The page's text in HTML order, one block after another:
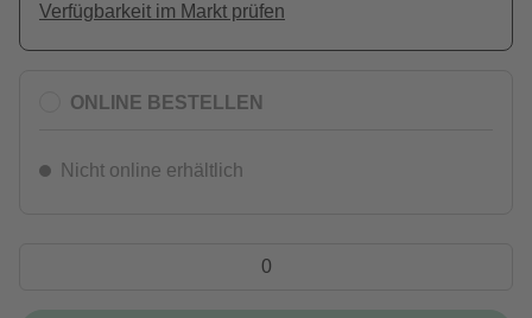
Verfügbarkeit im Markt prüfen
ONLINE BESTELLEN
Nicht online erhältlich